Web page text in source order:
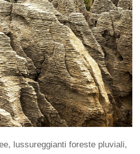
lussureggianti foreste pluviali,